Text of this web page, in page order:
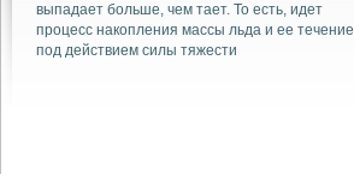
выпадает больше, чем тает. То есть, идет
процесс накопления массы льда и ее течение
под действием силы тяжести